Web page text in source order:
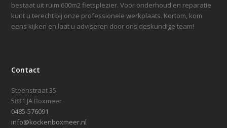
bestaat uit ruim 600m2 fietsplezier. Voor onderhoud en reparatie
kunt u terecht bij onze professionele werkplaats. Kortom, kom
eens kijken en laat u adviseren door ons deskundige team!
Contact
Steenstraat 35
5831 JA Boxmeer
0485-576091
info@kockenboxmeer.nl